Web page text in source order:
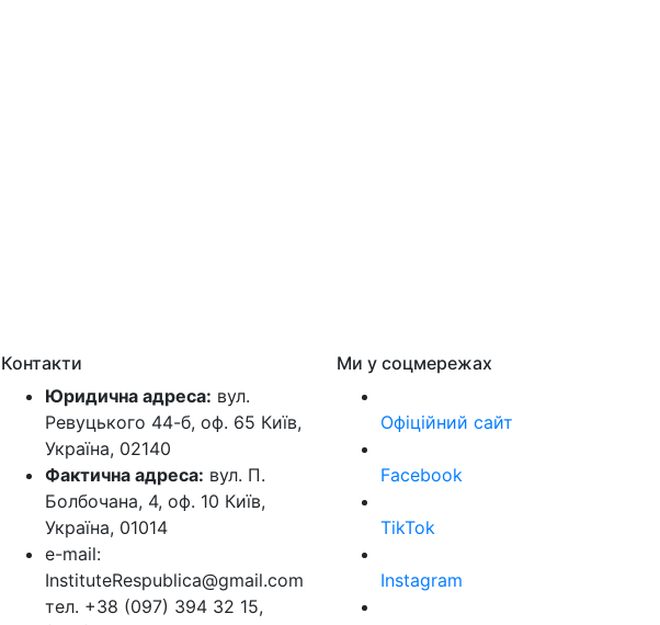
Контакти
Юридична адреса: вул.
Ревуцького 44-б, оф. 65 Київ,
Україна, 02140
Фактична адреса: вул. П.
Болбочана, 4, оф. 10 Київ,
Україна, 01014
e-mail:
InstituteRespublica@gmail.com
тел. +38 (097) 394 32 15,
Ми у соцмережах
Офіційний сайт
Facebook
TikTok
Instagram